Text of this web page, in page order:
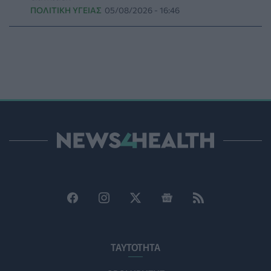
ΥΓΕΊΑ 07/08/2026 - 09:00
ΕΟΔΥ: Σε ύφεση κορονοϊός, γρίπη και RSV με μόλις
06/08/2026 - 20:49
06/08/2026 - 20:22
ΠΟΛΙΤΙΚΉ ΥΓΕΊΑΣ 05/08/2026 - 16:46
ΤΑΥΤΟΤΗΤΑ